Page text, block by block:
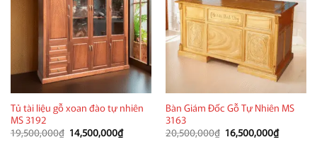
Tủ tài liệu gỗ xoan đào tự nhiên
MS 3192
19,500,000₫ Giá
gốc
14,500,000₫Giá
hiện
Bàn Giám Đốc Gỗ Tự Nhiên MS
3163
20,500,000₫ Giá
gốc
16,500,000₫Giá
hiện